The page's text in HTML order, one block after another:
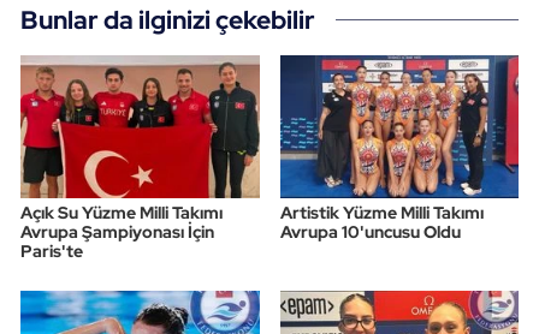
Bunlar da ilginizi çekebilir
Açık Su Yüzme Milli Takımı
Avrupa Şampiyonası İçin
Paris'te
Artistik Yüzme Milli Takımı
Avrupa 10'uncusu Oldu